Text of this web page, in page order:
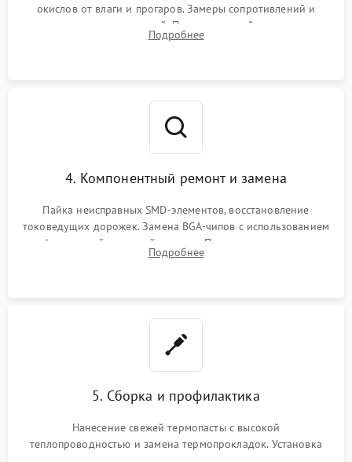
окислов от влаги и прогаров. Замеры сопротивлений и
дежурных напряжений. Проверка цепей питания,
мультиконтроллера, процессора и видеочипа.
Подробнее
4. Компонентный ремонт и замена
Пайка неисправных SMD-элементов, восстановление
токоведущих дорожек. Замена BGA-чипов с использованием
инфракрасной паяльной станции. Прошивка микросхемы
BIOS или замена поврежденных портов USB
Подробнее
5. Сборка и профилактика
Нанесение свежей термопасты с высокой
теплопроводностью и замена термопрокладок. Установка